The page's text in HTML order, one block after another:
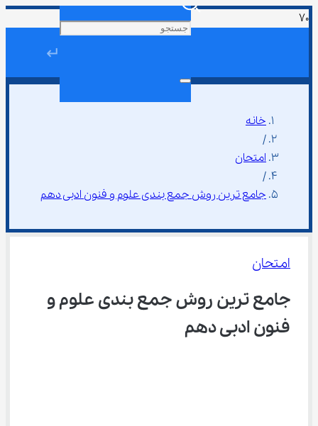
↵
خانه
/
امتحان
/
جامع ترین روش جمع بندی علوم و فنون ادبی دهم
امتحان
جامع ترین روش جمع بندی علوم و
فنون ادبی دهم